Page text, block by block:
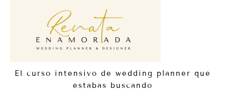
El curso intensivo de wedding planner que
estabas buscando